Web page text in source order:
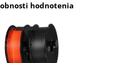
hodnotenia